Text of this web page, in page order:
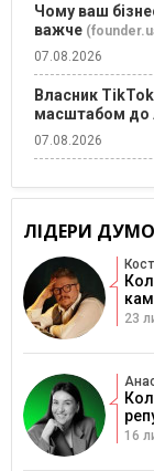
Чому ваш
важче
07.08.2026
Власник
масштабом до
07.08.2026
ЛІДЕРИ
23
16